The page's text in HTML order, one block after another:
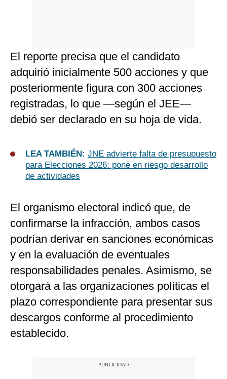
El reporte precisa que el candidato
adquirió inicialmente 500 acciones y que
posteriormente figura con 300 acciones
registradas, lo que —según el JEE—
debió ser declarado en su hoja de vida.
LEA TAMBIÉN: JNE advierte falta de presupuesto
para Elecciones 2026: pone en riesgo desarrollo
de actividades
El organismo electoral indicó que, de
confirmarse la infracción, ambos casos
podrían derivar en sanciones económicas
y en la evaluación de eventuales
responsabilidades penales. Asimismo, se
otorgará a las organizaciones políticas el
plazo correspondiente para presentar sus
descargos conforme al procedimiento
establecido.